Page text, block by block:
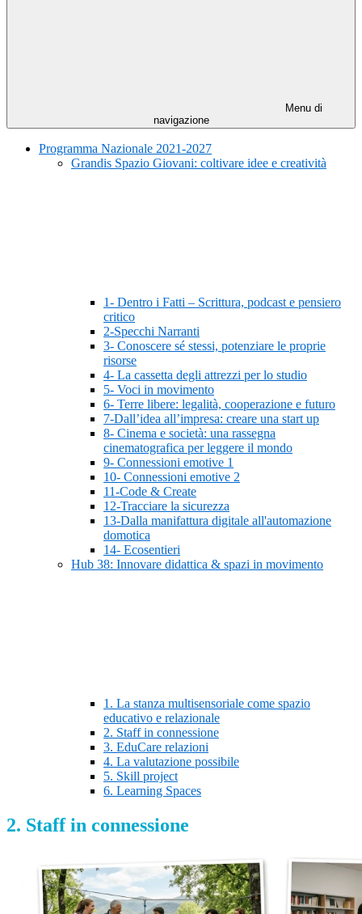
Menu di
navigazione
Programma Nazionale 2021-2027
Grandis Spazio Giovani: coltivare idee e creatività
1- Dentro i Fatti – Scrittura, podcast e pensiero
critico
2-Specchi Narranti
3- Conoscere sé stessi, potenziare le proprie
risorse
4- La cassetta degli attrezzi per lo studio
5- Voci in movimento
6- Terre libere: legalità, cooperazione e futuro
7-Dall’idea all’impresa: creare una start up
8- Cinema e società: una rassegna
cinematografica per leggere il mondo
9- Connessioni emotive 1
10- Connessioni emotive 2
11-Code & Create
12-Tracciare la sicurezza
13-Dalla manifattura digitale all'automazione
domotica
14- Ecosentieri
Hub 38: Innovare didattica & spazi in movimento
1. La stanza multisensoriale come spazio
educativo e relazionale
2. Staff in connessione
3. EduCare relazioni
4. La valutazione possibile
5. Skill project
6. Learning Spaces
2. Staff in connessione